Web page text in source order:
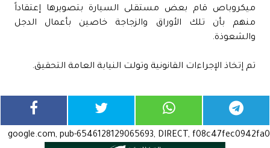
ميكروباص قام بعض مستقلى السيارة بتصويرها إعتقاداً
منهم بأن تلك الأوراق والزجاجة خاصين بأعمال الدجل
والشعوذة.
تم إتخاذ الإجراءات القانونية وتولت النيابة العامة التحقيق.
google.com, pub-6546128129065693, DIRECT, f08c47fec0942fa0